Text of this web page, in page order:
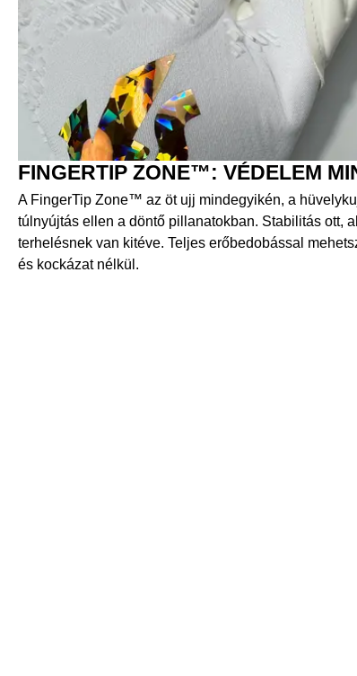
FINGERTIP ZONE™: VÉDELEM
A FingerTip Zone™ az öt ujj mindegyikén, a
túlnyújtás ellen a döntő pillanatokban. Stabilitás ott,
terhelésnek van kitéve. Teljes erőbedobással
és kockázat nélkül.